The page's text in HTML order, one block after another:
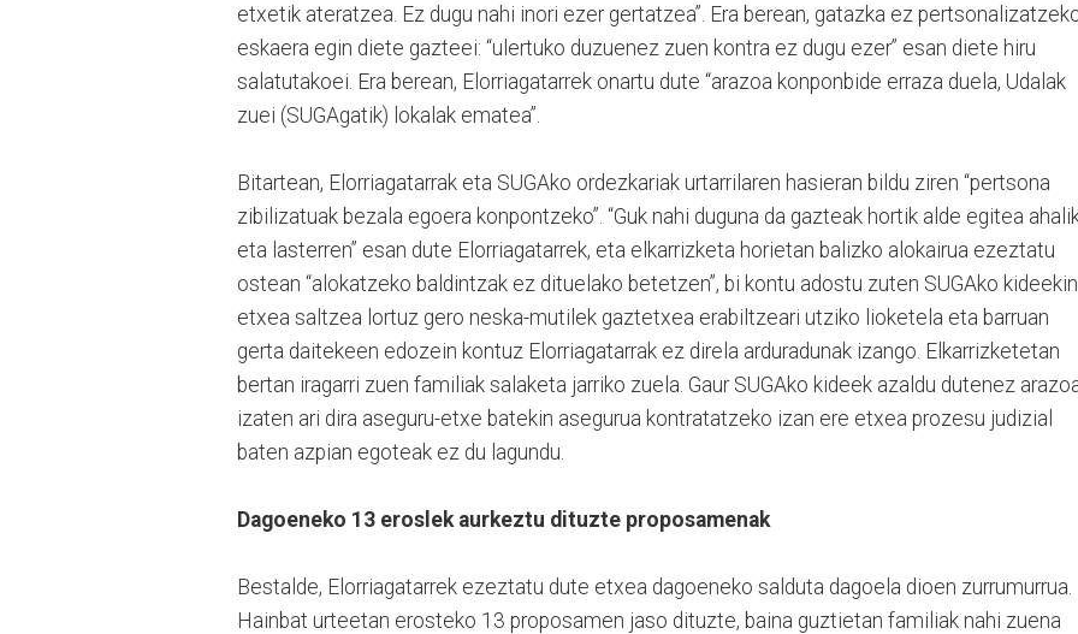
etxetik ateratzea. Ez dugu nahi inori ezer gertatzea”. Era berean, gatazka ez
eskaera egin diete gazteei: “ulertuko duzuenez zuen kontra ez dugu ezer” esan diete hiru
salatutakoei. Era berean, Elorriagatarrek onartu dute “arazoa konponbide erraza duela, Udalak
zuei (SUGAgatik) lokalak ematea”.
Bitartean, Elorriagatarrak eta SUGAko ordezkariak urtarrilaren hasieran bildu ziren “pertsona
zibilizatuak bezala egoera konpontzeko”. “Guk nahi duguna da gazteak hortik alde egitea
eta lasterren” esan dute Elorriagatarrek, eta elkarrizketa horietan balizko alokairua ezeztatu
ostean “alokatzeko baldintzak ez dituelako betetzen”, bi kontu adostu zuten SUGAko
etxea saltzea lortuz gero neska-mutilek gaztetxea erabiltzeari utziko lioketela eta barruan
gerta daitekeen edozein kontuz Elorriagatarrak ez direla arduradunak izango. Elkarrizketetan
bertan iragarri zuen familiak salaketa jarriko zuela. Gaur SUGAko kideek azaldu dutenez
izaten ari dira aseguru-etxe batekin asegurua kontratatzeko izan ere etxea prozesu judizial
baten azpian egoteak ez du lagundu.
Dagoeneko 13 eroslek aurkeztu dituzte proposamenak
Bestalde, Elorriagatarrek ezeztatu dute etxea dagoeneko salduta dagoela dioen zurrumurrua.
Hainbat urteetan erosteko 13 proposamen jaso dituzte, baina guztietan familiak nahi zuena